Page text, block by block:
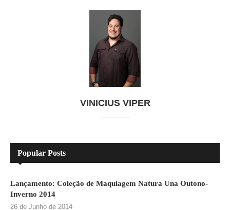
VINICIUS VIPER
Popular Posts
Lançamento: Coleção de Maquiagem Natura Una Outono-
Inverno 2014
26 de Junho de 2014